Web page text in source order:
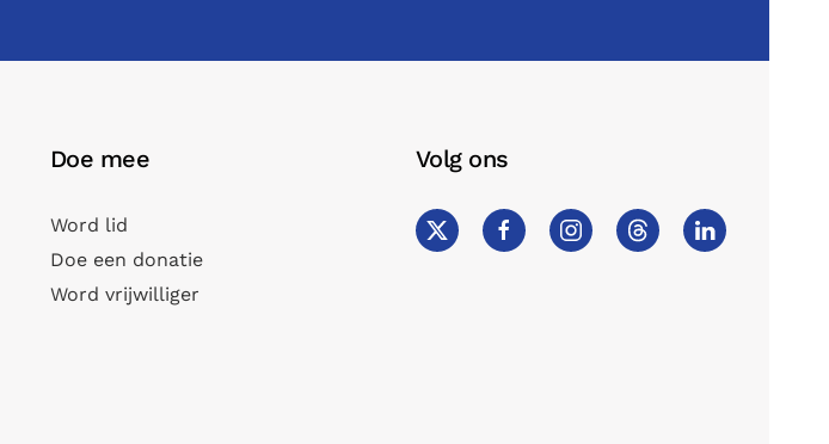
Doe mee
Word lid
Doe een donatie
Word vrijwilliger
Volg ons